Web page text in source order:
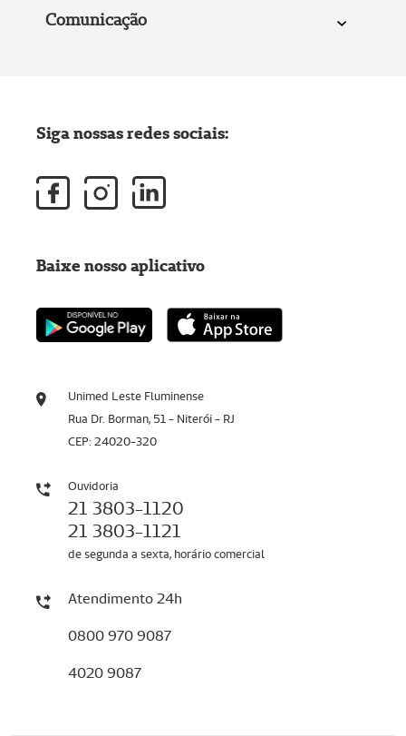
Comunicação
Unimed Leste Fluminense
Rua Dr. Borman, 51 - Niterói - RJ
CEP: 24020-320
Ouvidoria
21 3803-1120
21 3803-1121
de segunda a sexta, horário comercial
Atendimento 24h
0800 970 9087
4020 9087
Siga nossas redes sociais:
Baixe nosso aplicativo